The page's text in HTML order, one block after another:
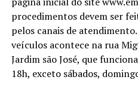
procedimentos devem ser
pelos canais de
veículos acontece na rua
Jardim são José, que
18h, exceto sábados,